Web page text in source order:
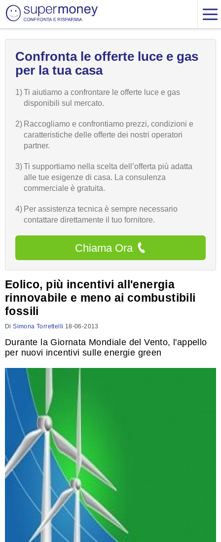
Confronta le offerte luce e gas
per la tua casa
1)Ti aiutiamo a confrontare le offerte luce e gas
disponibili sul mercato.
2) Raccogliamo e confrontiamo prezzi, condizioni e
caratteristiche delle offerte dei nostri operatori
partner.
3)Ti supportiamo nella scelta dell’offerta più adatta
alle tue esigenze di casa. La consulenza
commerciale è gratuita.
4) Per assistenza tecnica è sempre necessario
contattare direttamente il tuo fornitore.
Chiama Ora
Eolico, più incentivi all'energia
rinnovabile e meno ai combustibili
fossili
DiSimona Torrettelli 18-06-2013
Durante la Giornata Mondiale del Vento, l'appello
per nuovi incentivi sulle energie green